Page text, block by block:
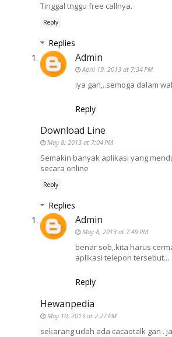
Tinggal tnggu free callnya.
Reply
Replies
Admin
April 19, 2013 at 7:34 PM
iya gan,..semoga dalam
Reply
Download Line
May 8, 2013 at 7:04 PM
Semakin banyak aplikasi yang
secara online
Reply
Replies
Admin
May 8, 2013 at 7:49 PM
benar sob,.kita harus
aplikasi telepon tersebut...
Reply
Hewanpedia
May 10, 2013 at 2:27 PM
sekarang udah ada cacaotalk gan .